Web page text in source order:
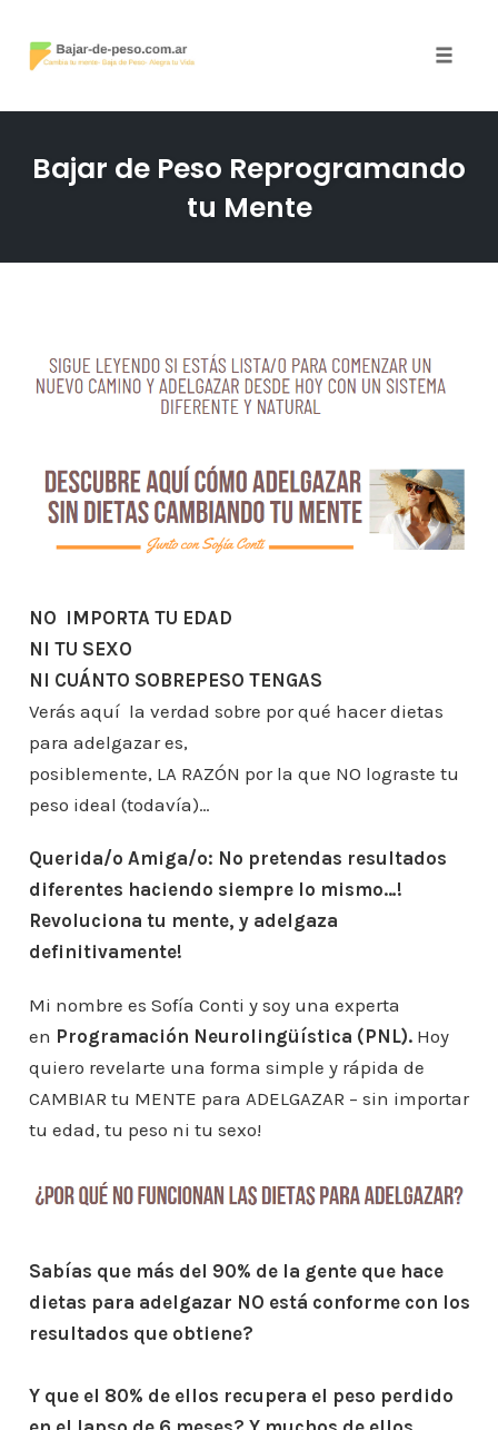
contentBajar de Peso Reprogramando
tu Mente
NO IMPORTA TU EDAD
NI TU SEXO
NI CUÁNTO SOBREPESO TENGAS
Verás aquí la verdad sobre por qué hacer dietas
para adelgazar es,
posiblemente, LA RAZÓN por la que NO lograste tu
peso ideal (todavía)…
Querida/o Amiga/o: No pretendas resultados
diferentes haciendo siempre lo mismo…!
Revoluciona tu mente, y adelgaza
definitivamente!
Mi nombre es Sofía Conti y soy una experta
en Programación Neurolingüística (PNL).Hoy
quiero revelarte una forma simple y rápida de
CAMBIAR tu MENTE para ADELGAZAR – sin importar
tu edad, tu peso ni tu sexo!
Sabías que más del 90% de la gente que hace
dietas para adelgazar NO está conforme con los
resultados que obtiene?
Y que el 80% de ellos recupera el peso perdido